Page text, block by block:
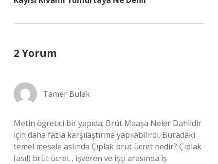
2 Yorum
Tamer Bulak
Metin öğretici bir yapıda; Brüt Maaşa Neler Dahildir
için daha fazla karşılaştırma yapılabilirdi. Buradaki
temel mesele aslında Çıplak brüt ücret nedir? Çıplak
(asıl) brüt ücret , işveren ve işçi arasında iş